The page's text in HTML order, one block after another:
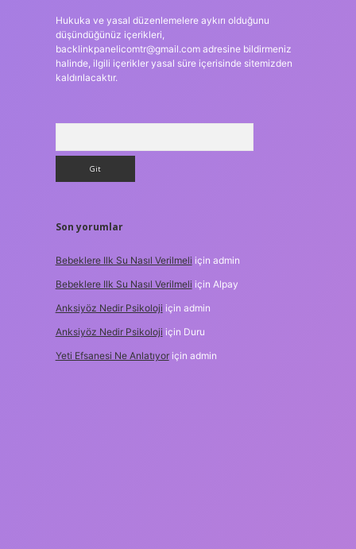
Hukuka ve yasal düzenlemelere aykırı olduğunu
düşündüğünüz içerikleri,
backlinkpanelicomtr@gmail.comadresine bildirmeniz
halinde, ilgili içerikler yasal süre içerisinde sitemizden
kaldırılacaktır.
Son yorumlar
Bebeklere Ilk Su Nasıl Verilmeli için admin
Bebeklere Ilk Su Nasıl Verilmeli için Alpay
Anksiyöz Nedir Psikoloji için admin
Anksiyöz Nedir Psikoloji için Duru
Yeti Efsanesi Ne Anlatıyoriçin admin